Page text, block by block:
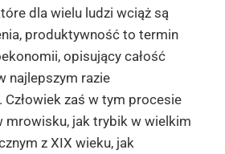
dla wielu ludzi wciąż są
produktywność to termin
opisujący całość
najlepszym razie
zaś w tym procesie
mrowisku, jak trybik w wielkim
z XIX wieku, jak